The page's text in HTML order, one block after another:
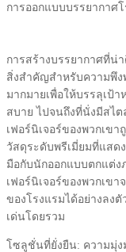
การออกแบบบรรยากาศ
การสร้างบรรยากาศที่น่
สิ่งสำคัญสำหรับความพึง
มากมายเพื่อให้บรรลุเป้
สบาย ไปจนถึงที่นั่งมีสไต
เฟอร์นิเจอร์ของพวกเข
วัสดุระดับพรีเมี่ยมที่แสด
มือกับนักออกแบบตกแต่ง
เฟอร์นิเจอร์ของพวกเข
ของโรงแรมได้อย่างลง
เด่นโดยรวม
โซลูชั่นที่ยั่งยืน: ความมุ่ง